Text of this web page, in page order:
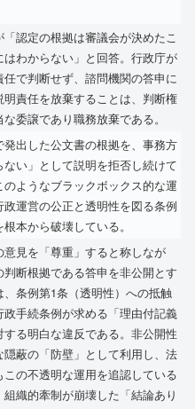
「認定の根拠は審議会が決めたこ
はわからない」と回答。行政庁が
任で判断せず、諮問機関の答申に
明責任を放棄することは、判断権
委譲であり職務放棄である。
発出した公文書の根拠を、事務方
ない」として説明を拒否し続けて
のようなブラックボックス的な運
政運営の公正と透明性を図る条例
本から破壊している。
意見を「尊重」すると称しなが
判断根拠である答申を非公開とす
、条例第1条（透明性）への抵触
政手続条例が求める「理由付記義
する明白な違反である。非公開性
隠蔽の「防壁」として利用し、法
この不透明な運用を追認している
組織的牽制が崩壊した「結論あり